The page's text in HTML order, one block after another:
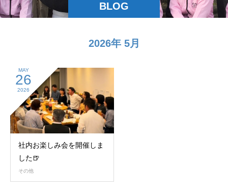
BLOG
2026年 5月
MAY
26
2026
社内お楽しみ会を開催しま
した🍺
その他